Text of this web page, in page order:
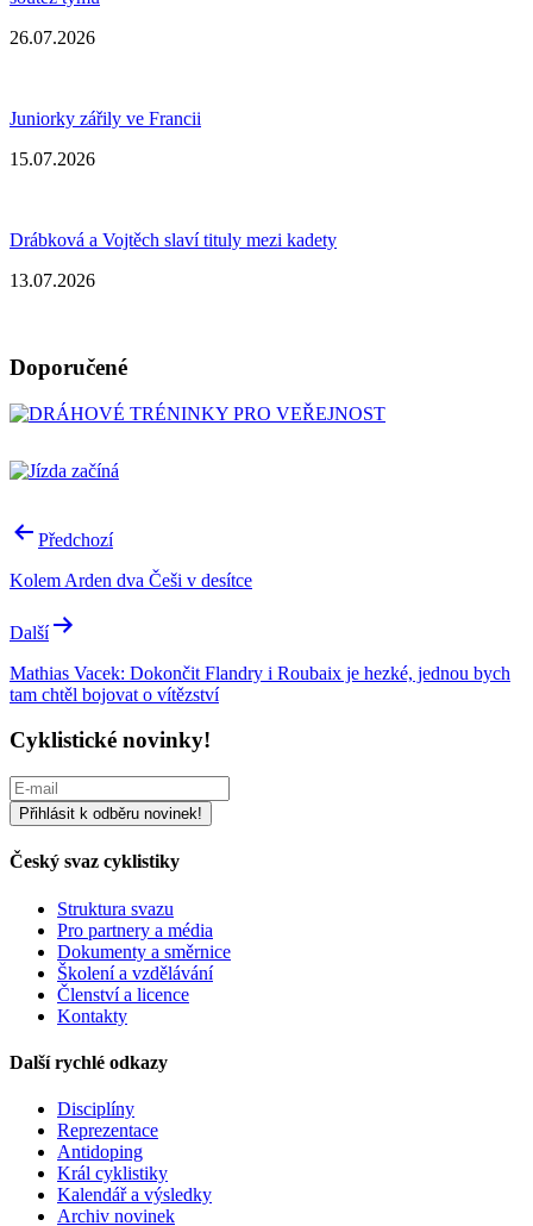
26.07.2026
Juniorky zářily ve Francii
15.07.2026
Drábková a Vojtěch slaví tituly mezi kadety
13.07.2026
Doporučené
Navigace
příspěvek
Předchozí
Kolem Arden dva Češi v desítce
Další
Mathias Vacek: Dokončit Flandry i Roubaix je hezké, jednou bych
tam chtěl bojovat o vítězství
Cyklistické novinky!
Český svaz cyklistiky
Struktura svazu
Pro partnery a média
Dokumenty a směrnice
Školení a vzdělávání
Členství a licence
Kontakty
Další rychlé odkazy
Disciplíny
Reprezentace
Antidoping
Král cyklistiky
Kalendář a výsledky
Archiv novinek